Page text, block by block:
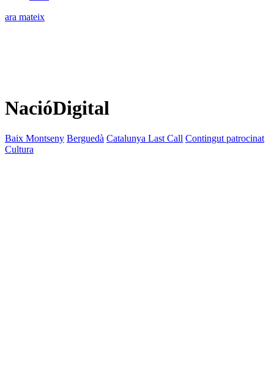
ara mateix
NacióDigital
Baix Montseny Berguedà Catalunya Last Call Contingut patrocinat
Cultura